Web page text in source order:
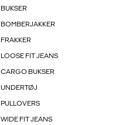
BUKSER
BOMBERJAKKER
FRAKKER
LOOSE FIT JEANS
CARGO BUKSER
UNDERTØJ
PULLOVERS
WIDE FIT JEANS